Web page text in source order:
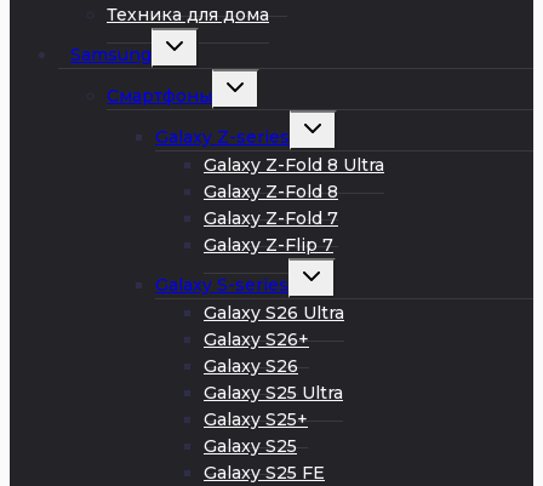
Техника для дома
Samsung
Развернуть
Смартфоны
Развернуть
Galaxy Z-series
Развернуть
меню
Galaxy Z-Fold 8 Ultra
Galaxy Z-Fold 8
Galaxy Z-Fold 7
Galaxy Z-Flip 7
Galaxy S-series
Развернуть
меню
Galaxy S26 Ultra
Galaxy S26+
Galaxy S26
Galaxy S25 Ultra
Galaxy S25+
Galaxy S25
Galaxy S25 FE